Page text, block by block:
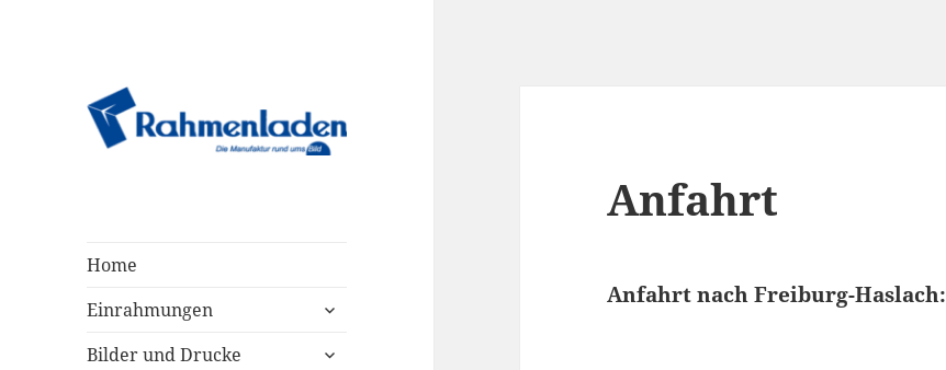
Home
Einrahmungen
untermenü
Bilder und Drucke
untermenü
Anfahrt
Anfahrt nach Freiburg-Haslach: